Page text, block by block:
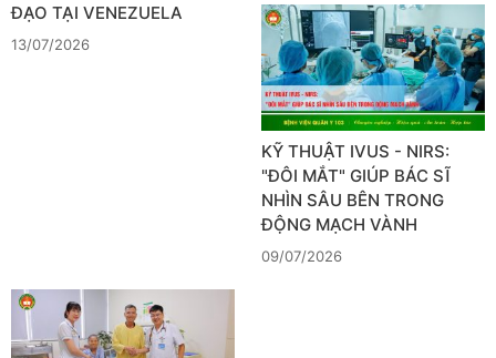
ĐẠO TẠI VENEZUELA
13/07/2026
KỸ THUẬT IVUS - NIRS:
"ĐÔI MẮT" GIÚP BÁC SĨ
NHÌN SÂU BÊN TRONG
ĐỘNG MẠCH VÀNH
09/07/2026